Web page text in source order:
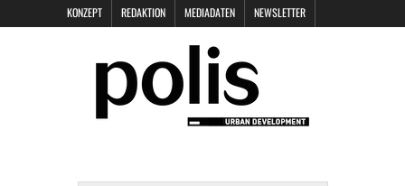
KONZEPT REDAKTION MEDIADATEN NEWSLETTER
DATENSCHUTZ